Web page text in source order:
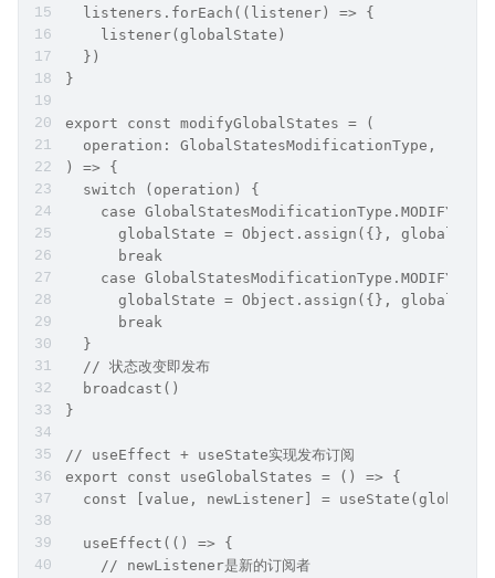
  listeners.forEach((listener) => {
    listener(globalState)
  })
}
export const modifyGlobalStates = (
operation: GlobalStatesModificationType,
) => {
  switch (operation) {
case
globalState = Object.assign({},
      break
case
globalState = Object.assign({},
      break
  }
  // 状态改变即发布
  broadcast()
}
// useEffect + useState实现发布订阅
export const useGlobalStates = () => {
const [value, newListener] =
  useEffect(() => {
    // newListener是新的订阅者